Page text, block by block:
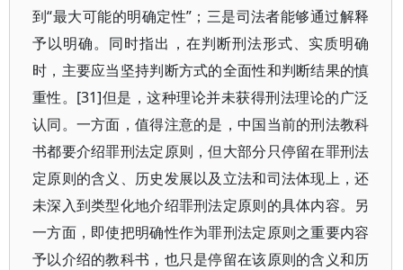
到“最大可能的明确定性”；三是司法者能够通过解释
予以明确。同时指出，在判断刑法形式、实质明确
时，主要应当坚持判断方式的全面性和判断结果的慎
重性。[31]但是，这种理论并未获得刑法理论的广泛
认同。一方面，值得注意的是，中国当前的刑法教科
书都要介绍罪刑法定原则，但大部分只停留在罪刑法
定原则的含义、历史发展以及立法和司法体现上，还
未深入到类型化地介绍罪刑法定原则的具体内容。另
一方面，即使把明确性作为罪刑法定原则之重要内容
予以介绍的教科书，也只是停留在该原则的含义和历